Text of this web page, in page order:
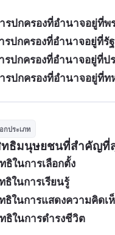
รปกครองที่อำนาจอยู่ที่พ
รปกครองที่อำนาจอยู่ที่รั
รปกครองที่อำนาจอยู่ที่
รปกครองที่อำนาจอยู่ที่ท
กประเภท
ธิมนุษยชนที่สำคัญที่
ธิในการเลือกตั้ง
ธิในการเรียนรู้
ธิในการแสดงความคิดเ
ธิในการดำรงชีวิต